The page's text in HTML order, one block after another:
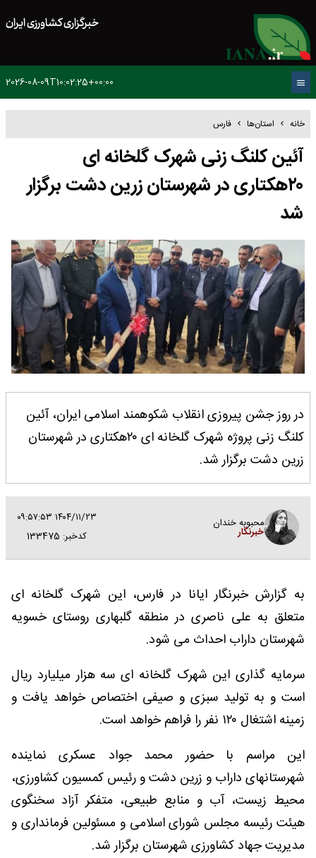
خبرگزاری کشاورزی ایران
2026-08-09T10:02:25+00:00
خانه استان‌ها فارس
آئین کلنگ زنی شهرک گلخانه ای
۲۰هکتاری در شهرستان زرین دشت برگزار
شد
در روز جشن پیروزی انقلاب شکوهمند اسلامی ایران، آئین
کلنگ زنی پروژه شهرک گلخانه ای ۲۰هکتاری در شهرستان
زرین دشت برگزار شد.
محبوبه خندان
خبرنگار
۱۴۰۴/۱۱/۲۳ ۰۹:۵۷:۵۳
کدخبر: 133475
به گزارش خبرنگار ایانا در فارس، این شهرک گلخانه ای
متعلق به علی ناصری در منطقه گلبهاری روستای خسویه
شهرستان داراب احداث می شود.
سرمایه گذاری این شهرک گلخانه ای سه هزار میلیارد ریال
است و به تولید سبزی و صیفی اختصاص خواهد یافت و
زمینه اشتغال ۱۲۰ نفر را فراهم خواهد است.
این مراسم با حضور محمد جواد عسکری نماینده
شهرستانهای داراب و زرین دشت و رئیس کمسیون کشاورزی،
محیط زیست، آب و منابع طبیعی، متفکر آزاد سخنگوی
هیئت رئیسه مجلس شورای اسلامی و مسئولین فرمانداری و
مدیریت جهاد کشاورزی شهرستان برگزار شد.